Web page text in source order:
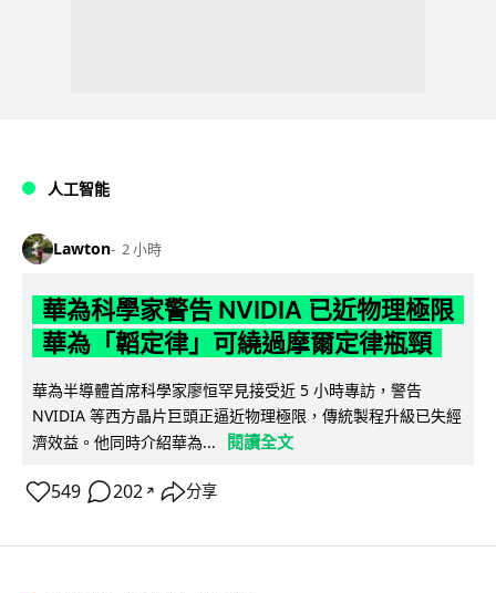
人工智能
Lawton 2 小時
華為科學家警告 NVIDIA 已近物理極限
華為「韜定律」可繞過摩爾定律瓶頸
華為半導體首席科學家廖恒罕見接受近 5 小時專訪，警告
NVIDIA 等西方晶片巨頭正逼近物理極限，傳統製程升級已失經
濟效益。他同時介紹華為...
閱讀全文
549 202 ↗ 分享